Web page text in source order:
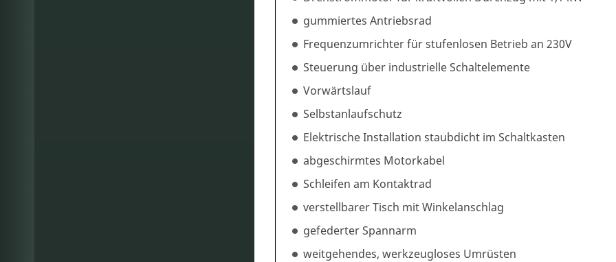
gummiertes Antriebsrad
Frequenzumrichter für stufenlosen Betrieb an 230V
Steuerung über industrielle Schaltelemente
Vorwärtslauf
Selbstanlaufschutz
Elektrische Installation staubdicht im Schaltkasten
abgeschirmtes Motorkabel
Schleifen am Kontaktrad
verstellbarer Tisch mit Winkelanschlag
gefederter Spannarm
weitgehendes, werkzeugloses Umrüsten